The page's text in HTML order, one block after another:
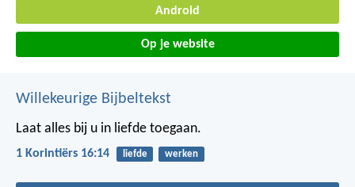
Android
Op je website
Willekeurige Bijbeltekst
Laat alles bij u in liefde toegaan.
1 Korintiërs 16:14 liefde werken